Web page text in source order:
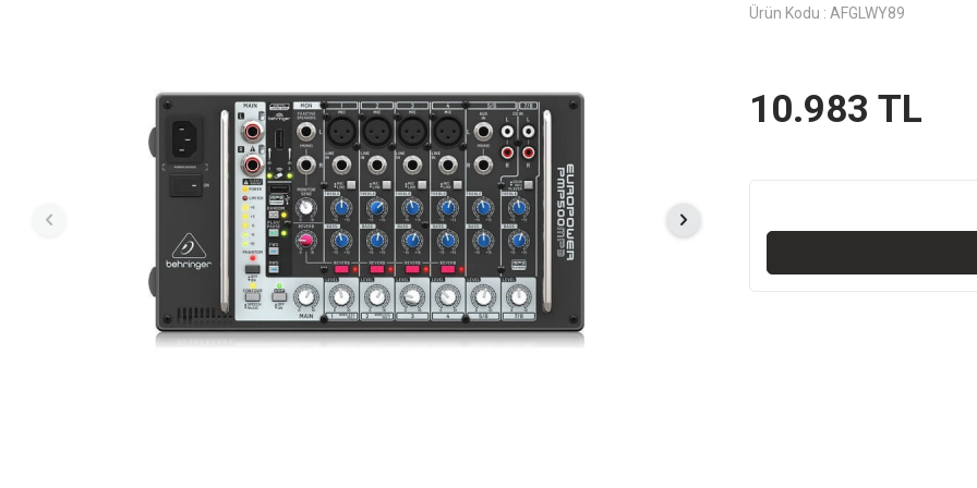
Ürün Kodu : AFGLWY89
10.983 TL